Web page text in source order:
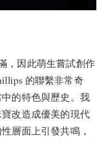
，因此萌生嘗試創作
的聯繫非常奇
的特色與歷史。我
改造成優美的現代
層面上引發共鳴，